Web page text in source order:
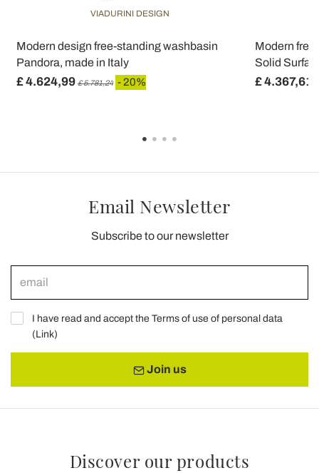
VIADURINI DESIGN
Modern design free-standing washbasin
Pandora, made in Italy
£ 4.624,99 £ 5.781,24 - 20%
Modern
Solid
£ 4.367,61
Email Newsletter
Subscribe to our newsletter
I have read and accept the Terms of use of personal data
(Link)
Join us
Discover our products